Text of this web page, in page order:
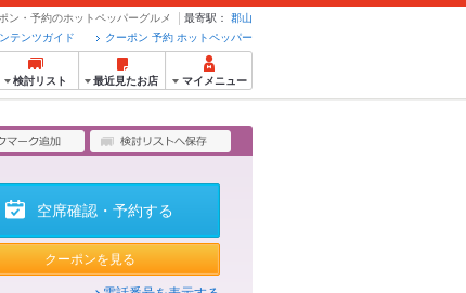
ン・予約のホットペッパーグルメ 最寄駅：
郡山
クーポン 予約 ホットペッパー
テンツガイド
検討リスト 最近見たお店 マイメニュー
空席確認・予約する
クーポンを見る